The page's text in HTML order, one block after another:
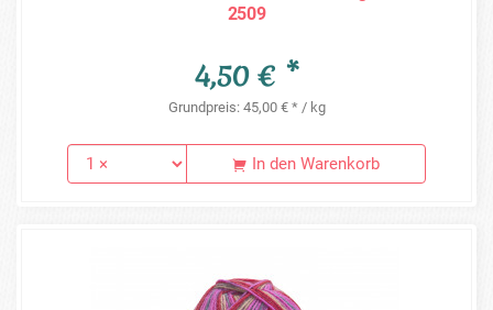
2509
4,50 € *
Grundpreis: 45,00 € * / kg
In den Warenkorb